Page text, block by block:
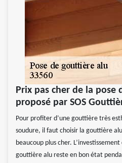
Prix pas cher de la pose
proposé par SOS
Pour profiter d’une gouttière très
soudure, il faut choisir la gouttière
beaucoup plus cher.
gouttière alu reste en bon état